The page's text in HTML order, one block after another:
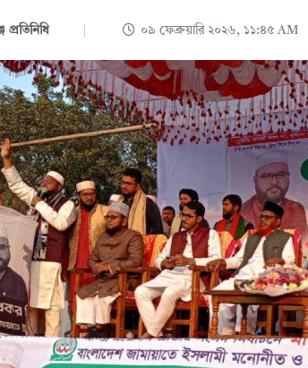
প্রতিনিধি ০৯ ফেব্রুয়ারি ২০২৬, ১১:৪৫ AM